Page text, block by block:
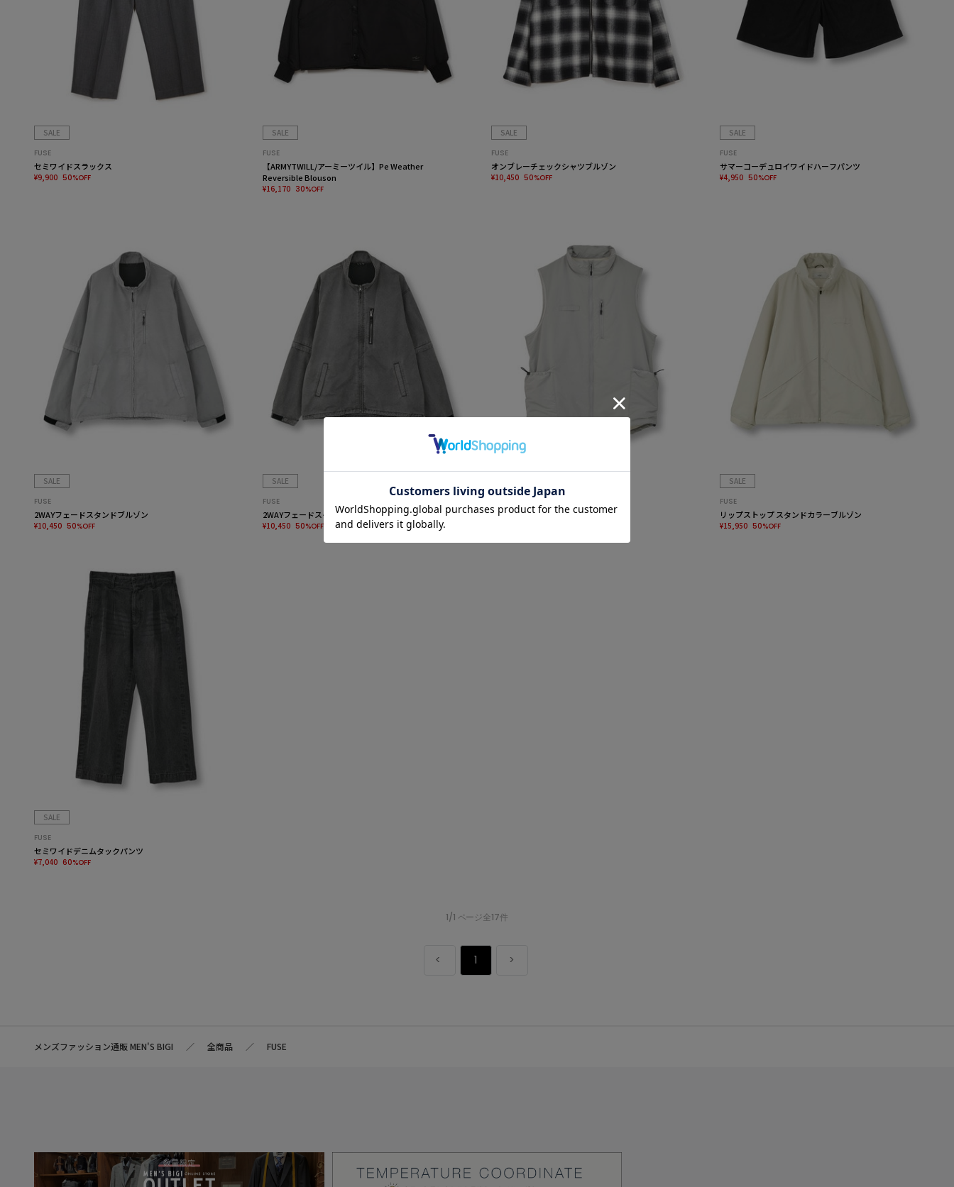
SALE
FUSE
セミワイドスラックス
¥9,900 50%OFF
SALE
FUSE
【ARMYTWILL/アーミーツイル】Pe Weather
Reversible Blouson
¥16,170 30%OFF
SALE
FUSE
オンブレーチェックシャツブルゾン
¥10,450 50%OFF
SALE
FUSE
サマーコーデュロイワイドハーフパンツ
¥4,950 50%OFF
SALE
FUSE
2WAYフェードスタンドブルゾン
¥10,450 50%OFF
SALE
FUSE
2WAYフェードスタンドブルゾン
¥10,450 50%OFF
CUBETEX中綿入りベスト
SALE
FUSE
リップストップ スタンドカラーブルゾン
¥15,950 50%OFF
SALE
FUSE
セミワイドデニムタックパンツ
¥7,040 60%OFF
1/1 ページ全17件
1
メンズファッション通販 MEN'S BIGI 全商品 FUSE